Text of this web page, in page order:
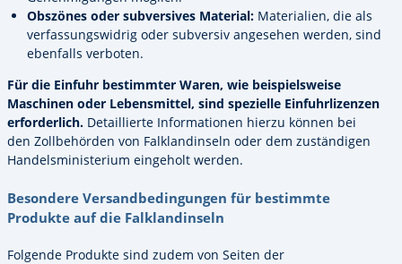
Obszönes oder subversives Material: Materialien, die als
verfassungswidrig oder subversiv angesehen werden, sind
ebenfalls verboten.
Für die Einfuhr bestimmter Waren, wie beispielsweise
Maschinen oder Lebensmittel, sind spezielle Einfuhrlizenzen
erforderlich. Detaillierte Informationen hierzu können bei
den Zollbehörden von Falklandinseln oder dem zuständigen
Handelsministerium eingeholt werden.
Besondere Versandbedingungen für bestimmte
Produkte auf die Falklandinseln
Folgende Produkte sind zudem von Seiten der